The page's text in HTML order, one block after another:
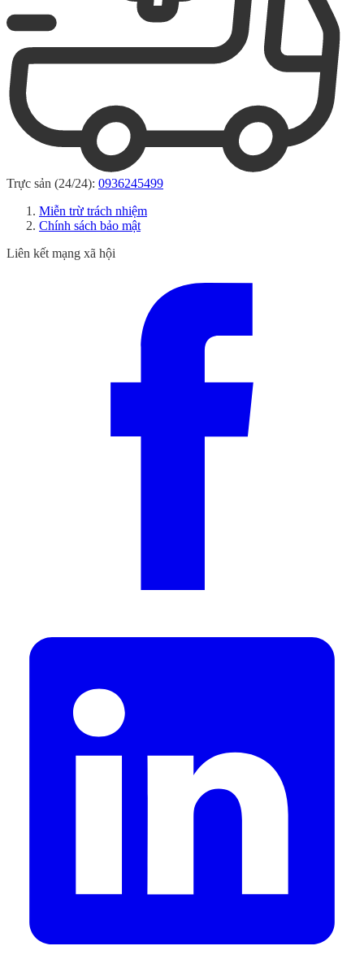
Trực sản (24/24): 0936245499
Miễn trừ trách nhiệm
Chính sách bảo mật
Liên kết mạng xã hội